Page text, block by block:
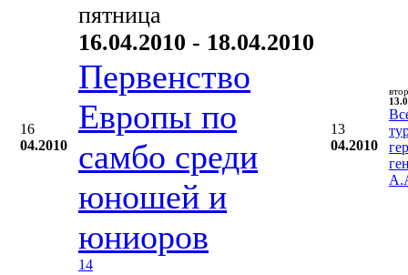
16
04.2010
пятница
16.04.2010 - 18.04.2010
Первенство
Европы по
самбо среди
юношей и
юниоров
14
13
04.2010